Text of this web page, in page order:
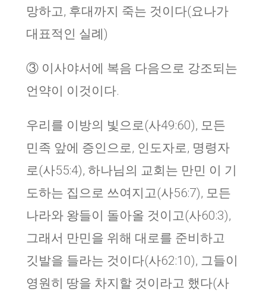
망하고, 후대까지 죽는 것이다(요나가
대표적인 실례)
③ 이사야서에 복음 다음으로 강조되는
언약이 이것이다.
우리를 이방의 빛으로(사49:60), 모든
민족 앞에 증인으로, 인도자로, 명령자
로(사55:4), 하나님의 교회는 만민 이 기
도하는 집으로 쓰여지고(사56:7), 모든
나라와 왕들이 돌아올 것이고(사60:3),
그래서 만민을 위해 대로를 준비하고
깃발을 들라는 것이다(사62:10), 그들이
영원히 땅을 차지할 것이라고 했다(사